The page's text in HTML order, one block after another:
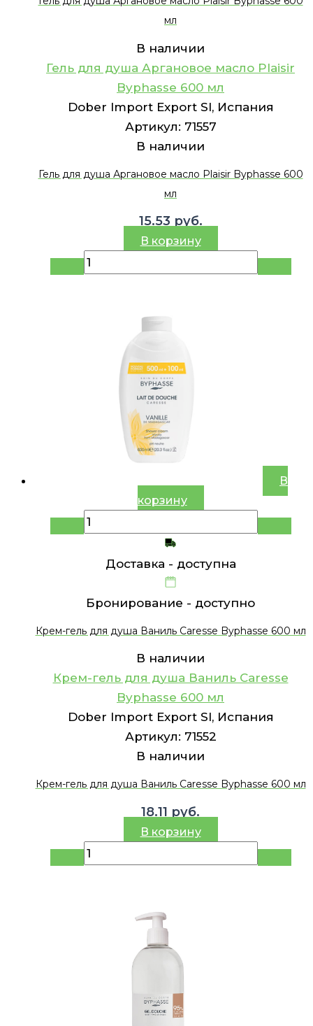
мл
В наличии
Гель для душа Аргановое масло Plaisir
Byphasse 600 мл
Dober Import Export Sl, Испания
Артикул: 71557
В наличии
Гель для душа Аргановое масло Plaisir Byphasse 600
мл
15.53 руб.
В корзину
В
корзину
Доставка - доступна
Бронирование - доступно
Крем-гель для душа Ваниль Caresse Byphasse 600 мл
В наличии
Крем-гель для душа Ваниль Caresse
Byphasse 600 мл
Dober Import Export Sl, Испания
Артикул: 71552
В наличии
Крем-гель для душа Ваниль Caresse Byphasse 600 мл
18.11 руб.
В корзину